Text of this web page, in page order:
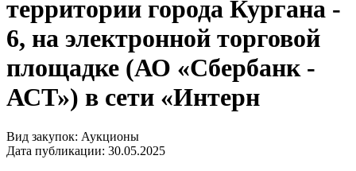
территории города Кургана -
6, на электронной торговой
площадке (АО «Сбербанк -
АСТ») в сети «Интерн
Вид закупок: Аукционы
Дата публикации: 30.05.2025